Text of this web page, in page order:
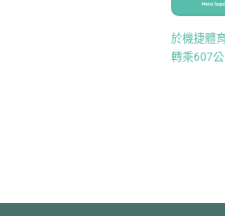
於機捷體
轉乘607